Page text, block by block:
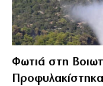
Φωτιά στη